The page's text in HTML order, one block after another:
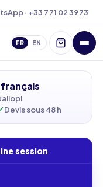
· +33 7 71 02 39 73
FR EN
Devis sous 48 h
session